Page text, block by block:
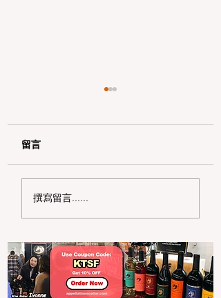
加州带狗徒步全解析：
留言
撰寫留言......